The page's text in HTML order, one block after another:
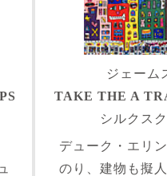
ジェーム
TAKE THE A
シルクス
デューク・エリ
のり、建物も擬